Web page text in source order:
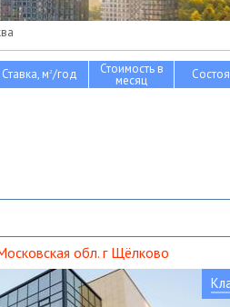
Ставка, м2/год Стоимость в
месяц
обл. г Щёлково